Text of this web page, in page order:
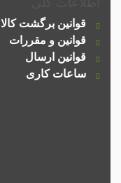
قوانین برگشت کالا
قوانین و مقررات
قوانین ارسال
ساعات کاری